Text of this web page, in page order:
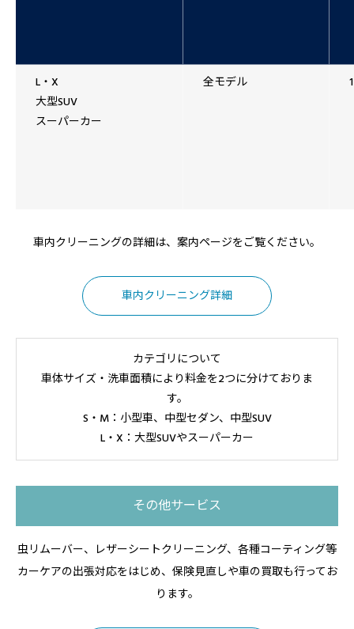
L・X
大型SUV
スーパーカー
全モデル
車内クリーニングの詳細は、案内ページをご覧ください。
車内クリーニング詳細
カテゴリについて
車体サイズ・洗車面積により料金を2つに分けておりま
す。
S・M：小型車、中型セダン、中型SUV
L・X：大型SUVやスーパーカー
その他サービス
虫リムーバー、レザーシートクリーニング、各種コーティング等
カーケアの出張対応をはじめ、保険見直しや車の買取も行ってお
ります。